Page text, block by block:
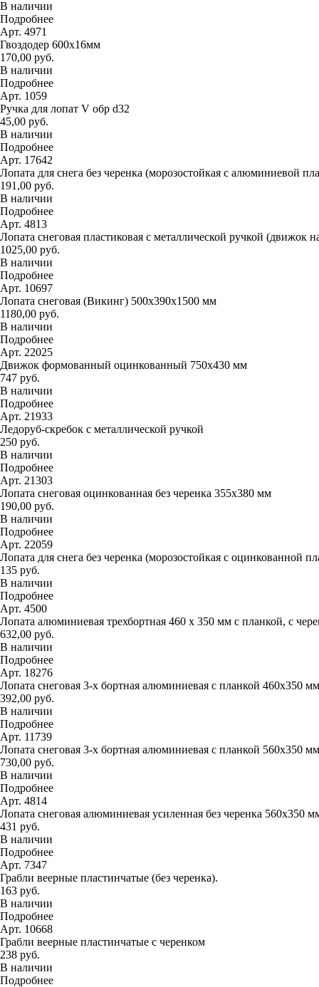
В наличии
Подробнее
Арт. 4971
Гвоздодер 600х16мм
170,00 руб.
В наличии
Подробнее
Арт. 1059
Ручка для лопат V обр d32
45,00 руб.
В наличии
Подробнее
Арт. 17642
Лопата для снега без черенка (морозостойкая с алюминиевой
191,00 руб.
В наличии
Подробнее
Арт. 4813
Лопата снеговая пластиковая с металлической ручкой (движок
1025,00 руб.
В наличии
Подробнее
Арт. 10697
Лопата снеговая (Викинг) 500х390х1500 мм
1180,00 руб.
В наличии
Подробнее
Арт. 22025
Движок формованный оцинкованный 750х430 мм
747 руб.
В наличии
Подробнее
Арт. 21933
Ледоруб-скребок с металлической ручкой
250 руб.
В наличии
Подробнее
Арт. 21303
Лопата снеговая оцинкованная без черенка 355х380 мм
190,00 руб.
В наличии
Подробнее
Арт. 22059
Лопата для снега без черенка (морозостойкая с оцинкованной
135 руб.
В наличии
Подробнее
Арт. 4500
Лопата алюминиевая трехбортная 460 х 350 мм с планкой, с
632,00 руб.
В наличии
Подробнее
Арт. 18276
Лопата снеговая 3-х бортная алюминиевая с планкой 460х350 мм
392,00 руб.
В наличии
Подробнее
Арт. 11739
Лопата снеговая 3-х бортная алюминиевая с планкой 560х350 мм
730,00 руб.
В наличии
Подробнее
Арт. 4814
Лопата снеговая алюминиевая усиленная без черенка 560х350
431 руб.
В наличии
Подробнее
Арт. 7347
Грабли веерные пластинчатые (без черенка).
163 руб.
В наличии
Подробнее
Арт. 10668
Грабли веерные пластинчатые с черенком
238 руб.
В наличии
Подробнее